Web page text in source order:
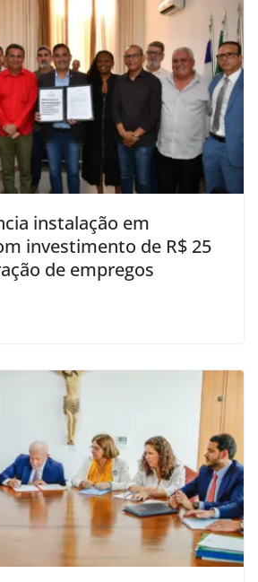
instalação em
investimento de R$ 25
de empregos